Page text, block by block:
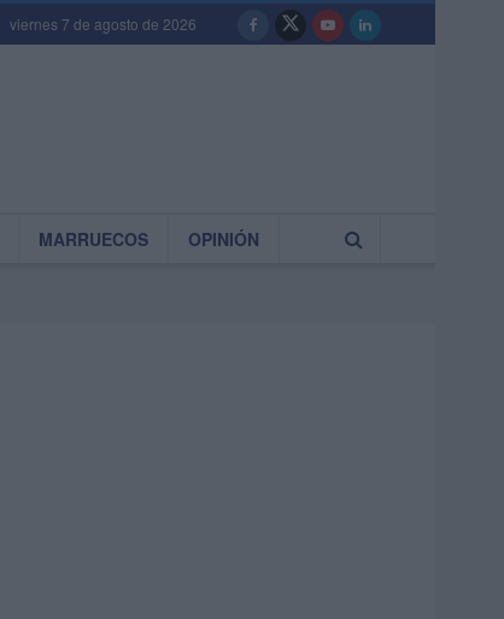
viernes 7 de agosto de 2026
MARRUECOS OPINIÓN